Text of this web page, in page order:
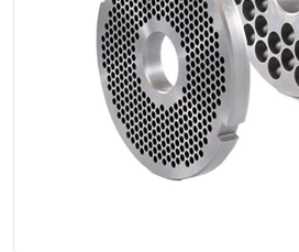
Najpopularniejsi
Dowiedz się więcej
Aktualności i porady
Płatności i dostawa